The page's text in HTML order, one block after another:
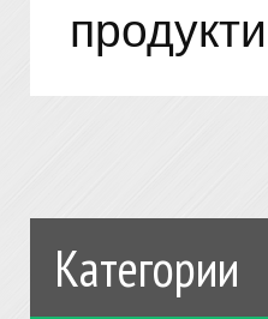
Категории